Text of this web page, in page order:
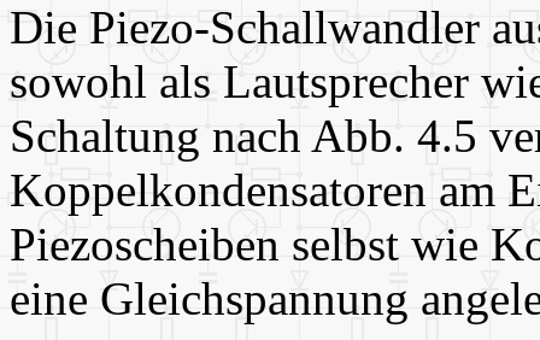
Die Piezo-Schallwandler
sowohl als Lautsprecher
Schaltung nach Abb. 4.5
Koppelkondensatoren am
Piezoscheiben selbst wie
eine Gleichspannung